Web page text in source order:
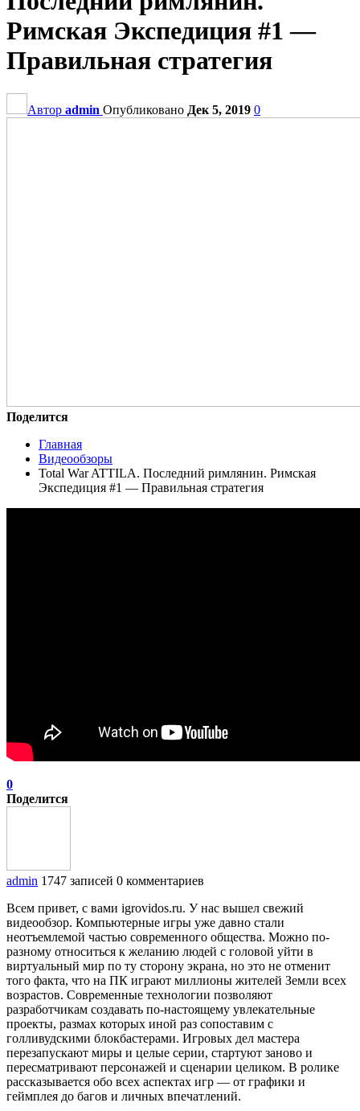
Римская Экспедиция #1 —
Правильная стратегия
Автор admin Опубликовано Дек 5, 2019 0
Поделится
Главная
Видеообзоры
Total War ATTILA. Последний римлянин. Римская
Экспедиция #1 — Правильная стратегия
0
Поделится
admin 1747 записей 0 комментариев
Всем привет, с вами igrovidos.ru. У нас вышел свежий
видеообзор. Компьютерные игры уже давно стали
неотъемлемой частью современного общества. Можно по-
разному относиться к желанию людей с головой уйти в
виртуальный мир по ту сторону экрана, но это не отменит
того факта, что на ПК играют миллионы жителей Земли всех
возрастов. Современные технологии позволяют
разработчикам создавать по-настоящему увлекательные
проекты, размах которых иной раз сопоставим с
голливудскими блокбастерами. Игровых дел мастера
перезапускают миры и целые серии, стартуют заново и
пересматривают персонажей и сценарии целиком. В ролике
рассказывается обо всех аспектах игр — от графики и
геймплея до багов и личных впечатлений.